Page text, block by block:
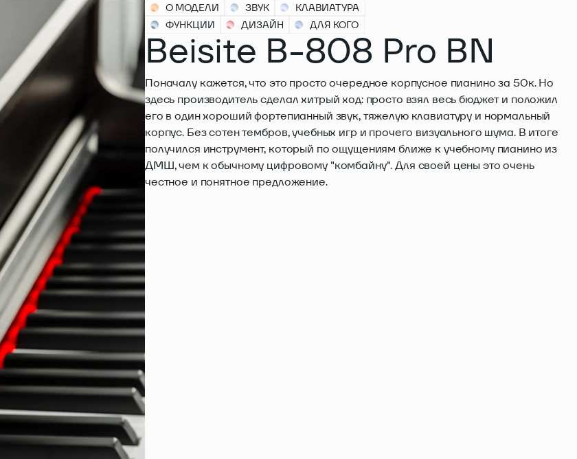
О МОДЕЛИ ЗВУК
КЛАВИАТУРА
ФУНКЦИИ
ДИЗАЙН ДЛЯ КОГО
Beisite B-808 Pro BN
Поначалу кажется, что это просто очередное корпусное пианино за 50к. Но
здесь производитель сделал хитрый ход: просто взял весь бюджет и положил
его в один хороший фортепианный звук, тяжелую клавиатуру и нормальный
корпус. Без сотен тембров, учебных игр и прочего визуального шума. В итоге
получился инструмент, который по ощущениям ближе к учебному пианино из
ДМШ, чем к обычному цифровому "комбайну". Для своей цены это очень
честное и понятное предложение.